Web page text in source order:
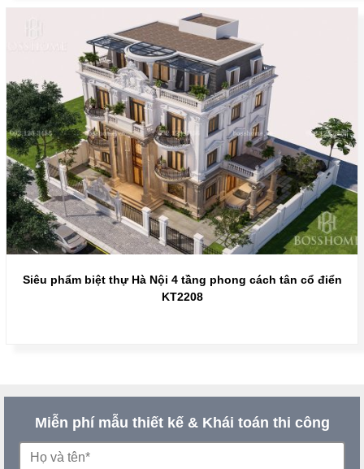
Siêu phẩm biệt thự Hà Nội 4 tầng phong cách tân cổ điển
KT2208
Miễn phí mẫu thiết kế & Khái toán thi công